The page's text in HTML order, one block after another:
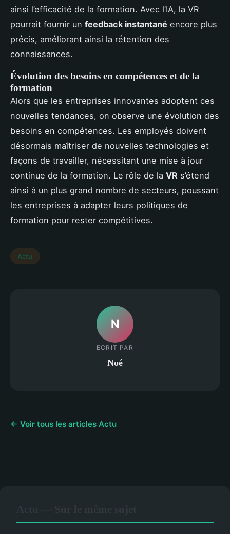
ainsi l’efficacité de la formation. Avec l’IA, la VR
pourrait fournir un feedback instantané encore plus
précis, améliorant ainsi la rétention des
connaissances.
Évolution des besoins en compétences et de la
formation
Alors que les entreprises innovantes adoptent ces
nouvelles tendances, on observe une évolution des
besoins en compétences. Les employés doivent
désormais maîtriser de nouvelles technologies et
façons de travailler, nécessitant une mise à jour
continue de la formation. Le rôle de la VR s’étend
ainsi à un plus grand nombre de secteurs, poussant
les entreprises à adapter leurs politiques de
formation pour rester compétitives.
Actu
N
ECRIT PAR
Noé
← Voir tous les articles Actu